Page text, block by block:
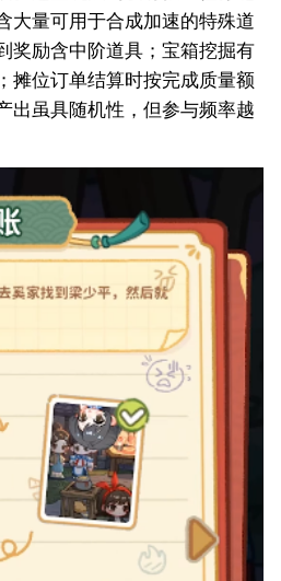
大量可用于合成加速的特殊道
奖励含中阶道具；宝箱挖掘有
摊位订单结算时按完成质量额
出虽具随机性，但参与频率越